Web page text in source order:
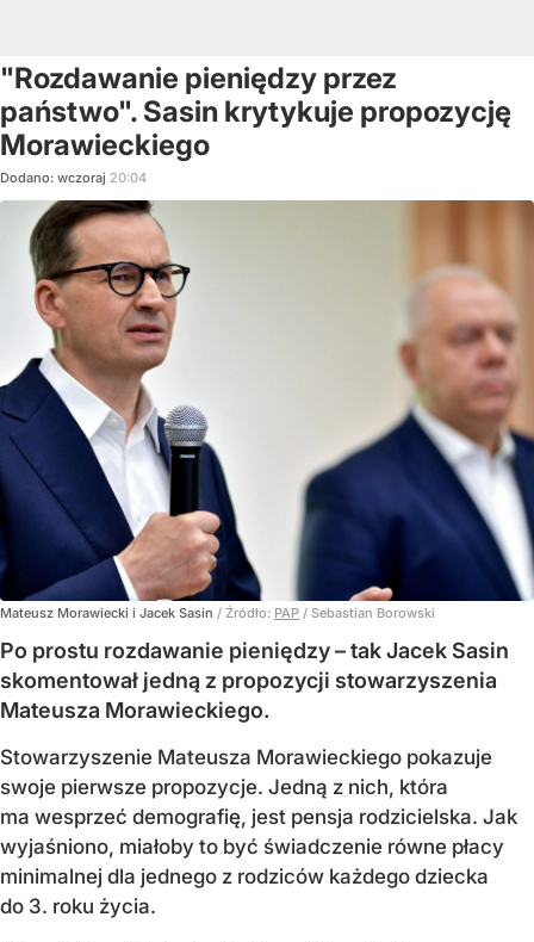
"Rozdawanie pieniędzy przez
państwo". Sasin krytykuje propozycję
Morawieckiego
Dodano: wczoraj 20:04
Mateusz Morawiecki i Jacek Sasin / Źródło: PAP / Sebastian Borowski
Po prostu rozdawanie pieniędzy – tak Jacek Sasin
skomentował jedną z propozycji stowarzyszenia
Mateusza Morawieckiego.
Stowarzyszenie Mateusza Morawieckiego pokazuje
swoje pierwsze propozycje. Jedną z nich, która
ma wesprzeć demografię, jest pensja rodzicielska. Jak
wyjaśniono, miałoby to być świadczenie równe płacy
minimalnej dla jednego z rodziców każdego dziecka
do 3. roku życia.